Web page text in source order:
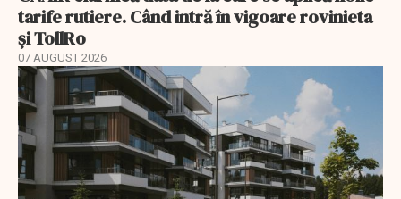
tarife rutiere. Când intră în vigoare rovinieta
și TollRo
07 AUGUST 2026